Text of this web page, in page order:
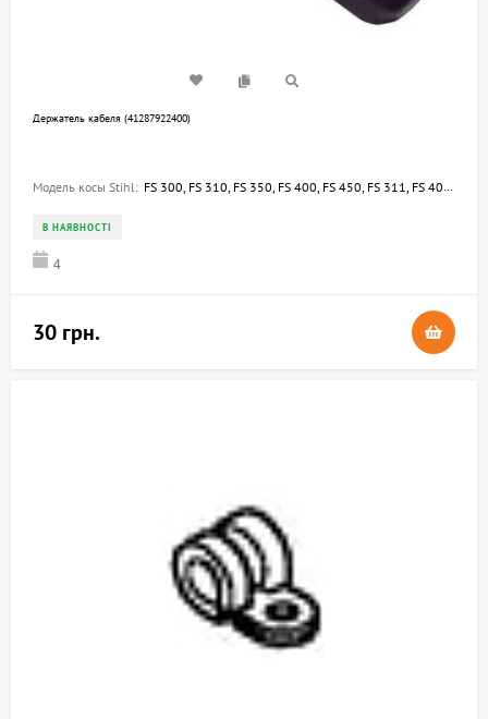
Держатель кабеля (41287922400)
Модель косы Stihl: FS 300, FS 310, FS 350, FS 400, FS 450, FS 311, FS 400-K, FS 450-K, FS 240, FS 260, FS 240 R, FS 261, FS 240 C-E, FS 260 C-E, FR 410 C-E
В НАЯВНОСТІ
4
30 грн.